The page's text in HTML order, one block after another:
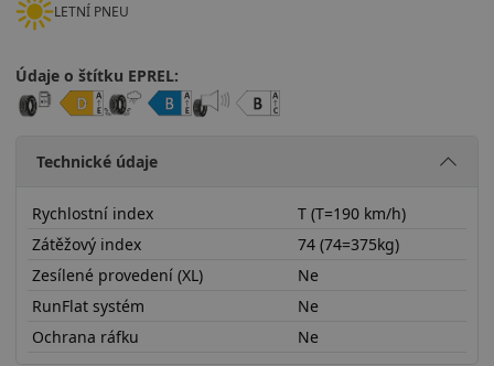
LETNÍ PNEU
Údaje o štítku EPREL:
Technické údaje
Rychlostní index
T (T=190 km/h)
Zátěžový index
74 (74=375kg)
Zesílené provedení (XL)
Ne
RunFlat systém
Ne
Ochrana ráfku
Ne